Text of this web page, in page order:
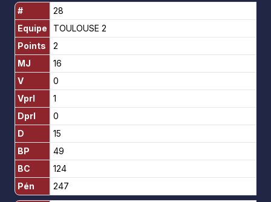
#
Equipe
Points
MJ
V
Vprl
Dprl
D
BP
BC
Pén
28
TOULOUSE 2
2
16
0
1
0
15
49
124
247